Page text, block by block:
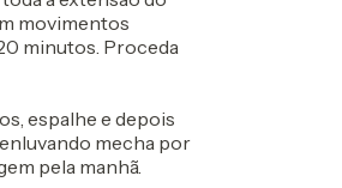
movimentos
minutos. Proceda
espalhe e depois
mecha por
pela manhã.